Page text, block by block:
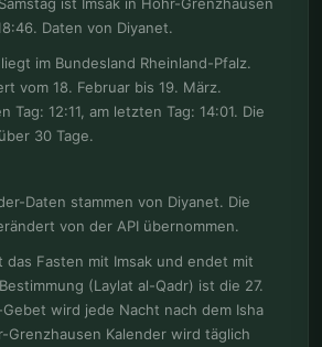
Daten von Diyanet.
im Bundesland Rheinland-Pfalz.
vom 18. Februar bis 19. März.
Tag: 12:11, am letzten Tag: 14:01. Die
30 Tage.
Daten stammen von Diyanet. Die
von der API übernommen.
das Fasten mit Imsak und endet mit
(Laylat al-Qadr) ist die 27.
wird jede Nacht nach dem Isha
Kalender wird täglich